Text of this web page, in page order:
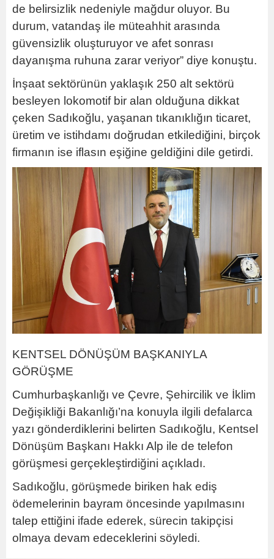
de belirsizlik nedeniyle mağdur oluyor. Bu
durum, vatandaş ile müteahhit arasında
güvensizlik oluşturuyor ve afet sonrası
dayanışma ruhuna zarar veriyor” diye konuştu.
İnşaat sektörünün yaklaşık 250 alt sektörü
besleyen lokomotif bir alan olduğuna dikkat
çeken Sadıkoğlu, yaşanan tıkanıklığın ticaret,
üretim ve istihdamı doğrudan etkilediğini, birçok
firmanın ise iflasın eşiğine geldiğini dile getirdi.
KENTSEL DÖNÜŞÜM BAŞKANIYLA
GÖRÜŞME
Cumhurbaşkanlığı ve Çevre, Şehircilik ve İklim
Değişikliği Bakanlığı’na konuyla ilgili defalarca
yazı gönderdiklerini belirten Sadıkoğlu, Kentsel
Dönüşüm Başkanı Hakkı Alp ile de telefon
görüşmesi gerçekleştirdiğini açıkladı.
Sadıkoğlu, görüşmede biriken hak ediş
ödemelerinin bayram öncesinde yapılmasını
talep ettiğini ifade ederek, sürecin takipçisi
olmaya devam edeceklerini söyledi.